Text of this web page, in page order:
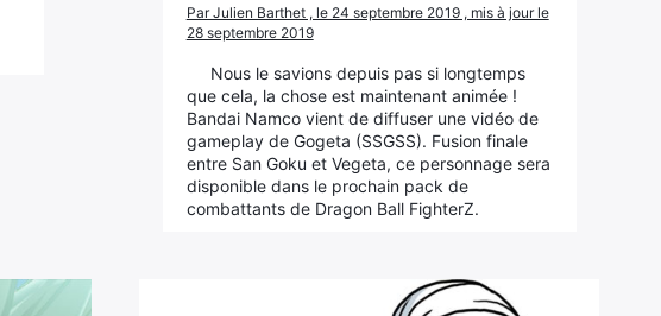
Par Julien Barthet , le 24 septembre 2019 , mis à jour le
28 septembre 2019
Nous le savions depuis pas si longtemps
que cela, la chose est maintenant animée !
Bandai Namco vient de diffuser une vidéo de
gameplay de Gogeta (SSGSS). Fusion finale
entre San Goku et Vegeta, ce personnage sera
disponible dans le prochain pack de
combattants de Dragon Ball FighterZ.